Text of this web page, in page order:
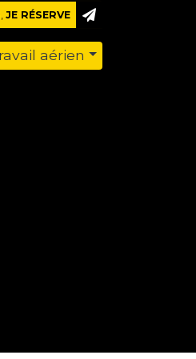
JE RÉSERVE
aérien